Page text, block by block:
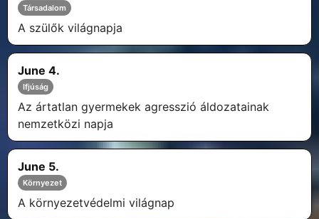
Társadalom
A szülők világnapja
June 4.
Ifjúság
Az ártatlan gyermekek agresszió áldozatainak
nemzetközi napja
June 5.
Környezet
A környezetvédelmi világnap